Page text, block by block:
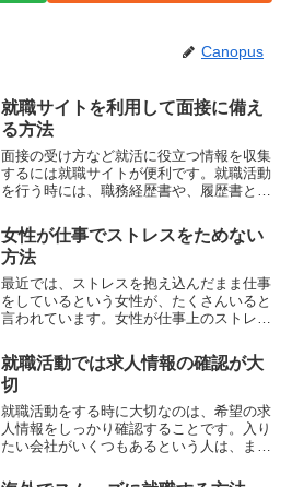
Canopus
就職サイトを利用して面接に備え
る方法
面接の受け方など就活に役立つ情報を収集
するには就職サイトが便利です。就職活動
を行う時には、職務経歴書や、履歴書とい
は書類審査を突破するところから始まりま
すから、採用担当者の方の目にとまる書類
作りが必須と...
女性が仕事でストレスをためない
方法
最近では、ストレスを抱え込んだまま仕事
をしているという女性が、たくさんいると
言われています。女性が仕事上のストレス
いものでしょう。大抵の会社では、愚痴を
言うことが大好きな人がいて、そういう人
の話し相手は...
就職活動では求人情報の確認が大
切
就職活動をする時に大切なのは、希望の求
人情報をしっかり確認することです。入り
たい会社がいくつもあるという人は、まず
ょう。求人情報に目を通しながら、自分が